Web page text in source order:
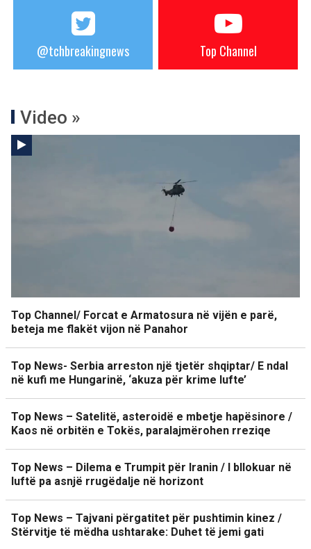
@tchbreakingnews Top Channel
Video »
Top Channel/ Forcat e Armatosura në vijën e parë,
beteja me flakët vijon në Panahor
Top News- Serbia arreston një tjetër shqiptar/ E ndal
në kufi me Hungarinë, ‘akuza për krime lufte’
Top News – Satelitë, asteroidë e mbetje hapësinore /
Kaos në orbitën e Tokës, paralajmërohen rreziqe
Top News – Dilema e Trumpit për Iranin / I bllokuar në
luftë pa asnjë rrugëdalje në horizont
Top News – Tajvani përgatitet për pushtimin kinez /
Stërvitje të mëdha ushtarake: Duhet të jemi gati